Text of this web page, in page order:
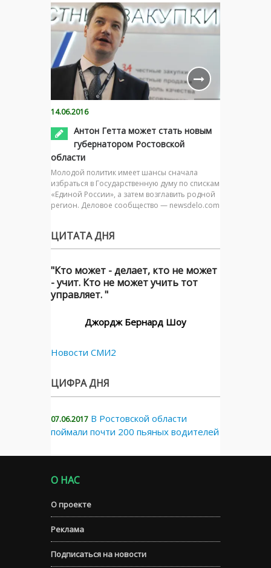
14.06.2016
Антон Гетта может стать новым
губернатором Ростовской
области
Молодой политик имеет шансы сначала
избраться в Государственную думу по спискам
«Единой России», а затем возглавить родной
регион. Деловое сообщество — newsdelo.com
ЦИТАТА ДНЯ
"Кто может - делает, кто не может
- учит. Кто не может учить тот
управляет. "
Джордж Бернард Шоу
Новости СМИ2
ЦИФРА ДНЯ
07.06.2017 В Ростовской области
поймали почти 200 пьяных водителей
О НАС
О проекте
Реклама
Подписаться на новости